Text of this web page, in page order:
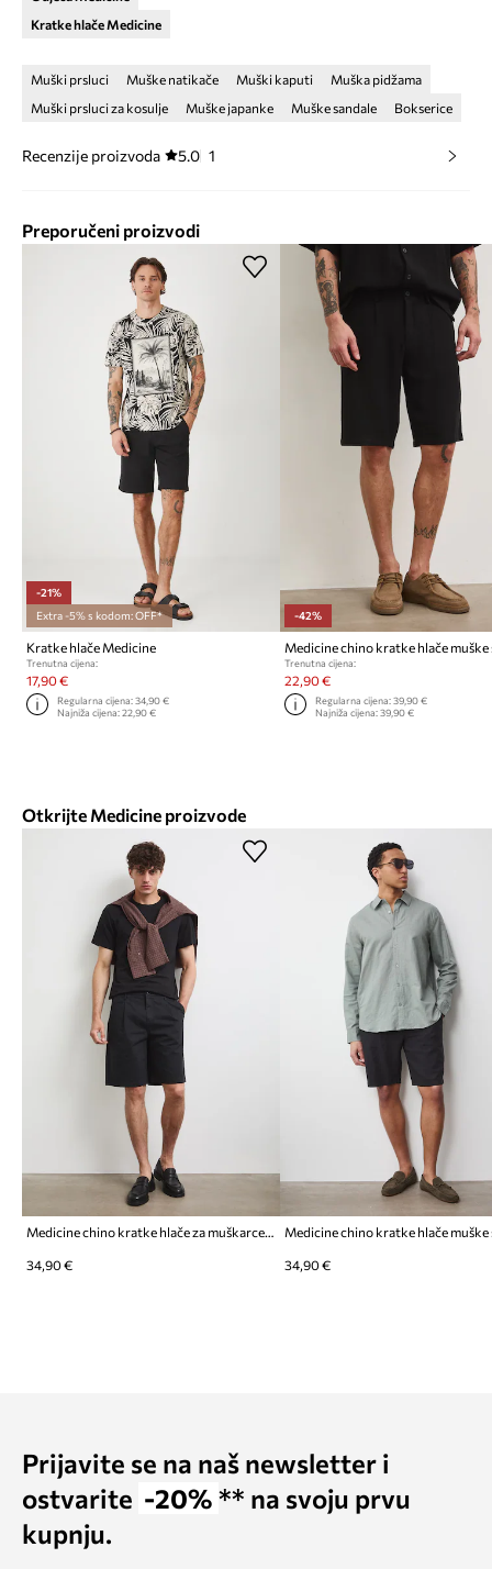
Kratke hlače Medicine
Muški prsluci Muške natikače Muški kaputi
Muška pidžama
Muški prsluci za kosulje
Muške japanke Muške sandale Bokserice
Recenzije proizvoda 5.0 1
Preporučeni proizvodi
-21%
Extra -5% s kodom: OFF*
Kratke hlače Medicine
Trenutna cijena:
17,90 €
Regularna cijena:34,90 €
Najniža cijena:22,90 €
-42%
Trenutna cijena:
22,90 €
Regularna cijena: 39,90 €
Najniža cijena: 39,90 €
Otkrijte Medicine proizvode
Medicine chino kratke hlače za muškarce od pamuka
34,90 € 34,90 €
Prijavite se na naš newsletter i
ostvarite -20% ** na svoju prvu
kupnju.